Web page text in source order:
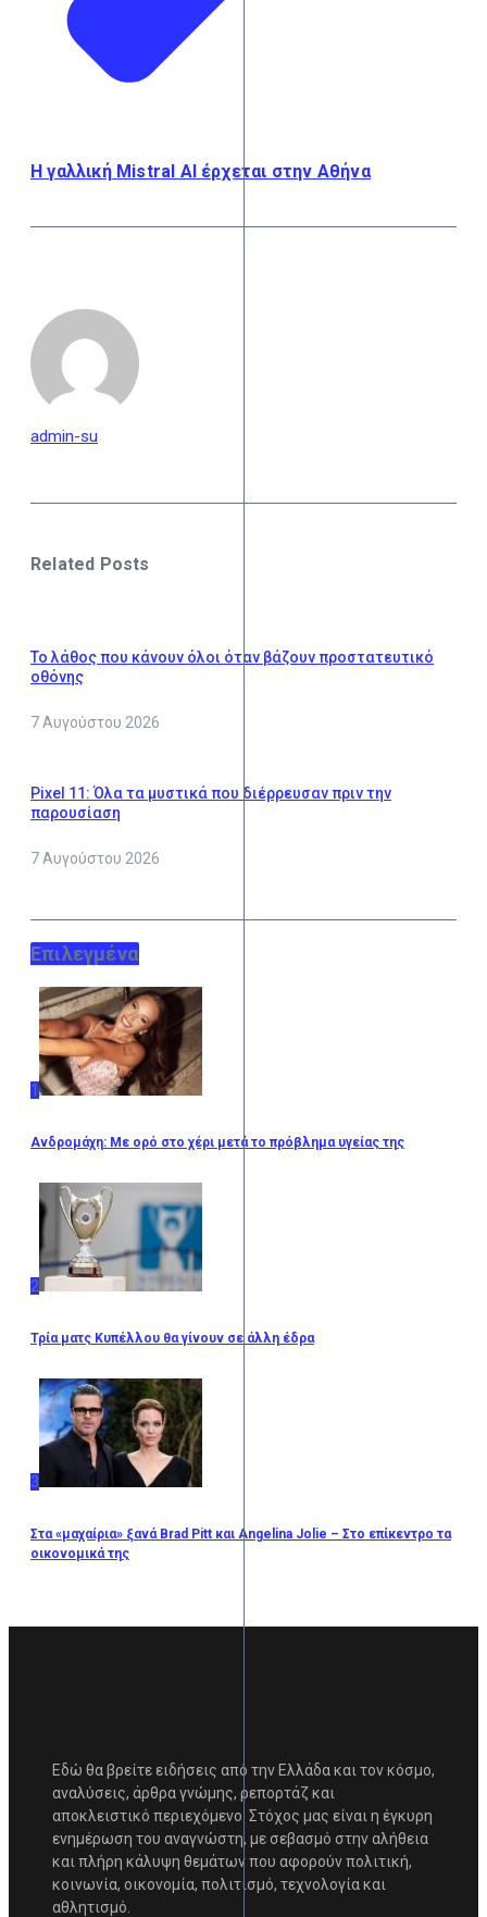
H γαλλική Mistral AI έρχεται στην Αθήνα
admin-su
Related Posts
Το λάθος που κάνουν όλοι όταν βάζουν προστατευτικό
οθόνης
7 Αυγούστου 2026
Pixel 11: Όλα τα μυστικά που διέρρευσαν πριν την
παρουσίαση
7 Αυγούστου 2026
Επιλεγμένα
1
Ανδρομάχη: Με ορό στο χέρι μετά το πρόβλημα υγείας της
2
Τρία ματς Κυπέλλου θα γίνουν σε άλλη έδρα
3
Στα «μαχαίρια» ξανά Brad Pitt και Angelina Jolie – Στο επίκεντρο τα
οικονομικά της
Εδώ θα βρείτε ειδήσεις από την Ελλάδα και τον κόσμο,
αναλύσεις, άρθρα γνώμης, ρεπορτάζ και
αποκλειστικό περιεχόμενο. Στόχος μας είναι η έγκυρη
ενημέρωση του αναγνώστη, με σεβασμό στην αλήθεια
και πλήρη κάλυψη θεμάτων που αφορούν πολιτική,
κοινωνία, οικονομία, πολιτισμό, τεχνολογία και
αθλητισμό.